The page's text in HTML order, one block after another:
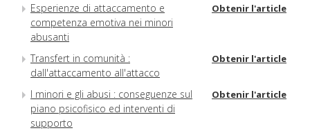
Esperienze di attaccamento e
competenza emotiva nei minori
abusanti
Obtenir l'article
Transfert in comunità :
dall'attaccamento all'attacco
Obtenir l'article
I minori e gli abusi : conseguenze sul
piano psicofisico ed interventi di
supporto
Obtenir l'article